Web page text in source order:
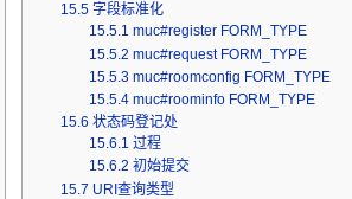
15.5 字段标准化
15.5.1 muc#register FORM_TYPE
15.5.2 muc#request FORM_TYPE
15.5.3 muc#roomconfig FORM_TYPE
15.5.4 muc#roominfo FORM_TYPE
15.6 状态码登记处
15.6.1 过程
15.6.2 初始提交
15.7 URI查询类型